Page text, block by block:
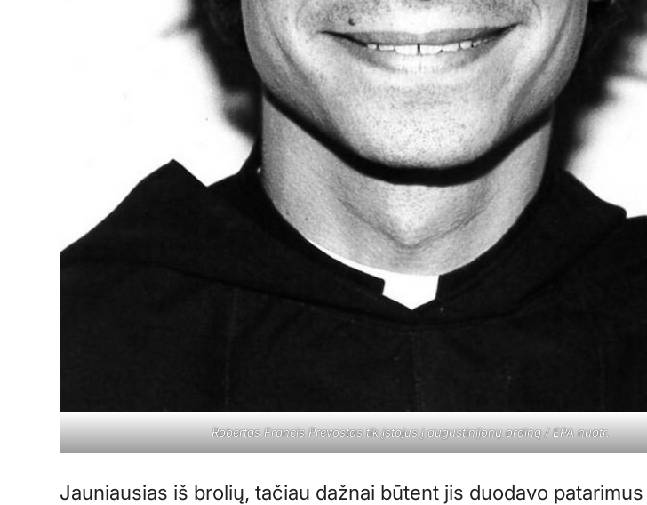
Robertas Francis Prevostas tik įstojus į augustinijonų ordiną / EPA nuotr.
Jauniausias iš brolių, tačiau dažnai būtent jis duodavo